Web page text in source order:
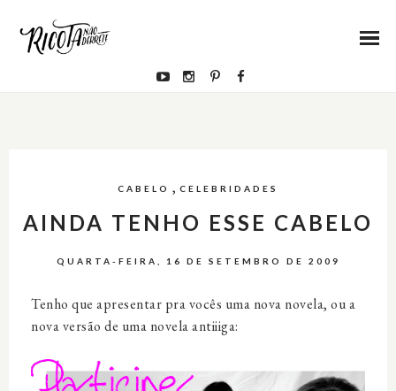
CABELO , CELEBRIDADES
AINDA TENHO ESSE CABELO
QUARTA-FEIRA, 16 DE SETEMBRO DE 2009
Tenho que apresentar pra vocês uma nova novela, ou a
nova versão de uma novela antiiiga: